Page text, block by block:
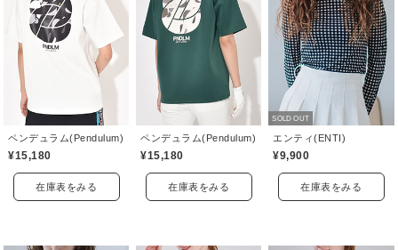
ペンデュラム(Pendulum)
¥15,180
在庫表をみる
ペンデュラム(Pendulum)
¥15,180
在庫表をみる
SOLD OUT
エンティ(ENTI)
¥9,900
在庫表をみる